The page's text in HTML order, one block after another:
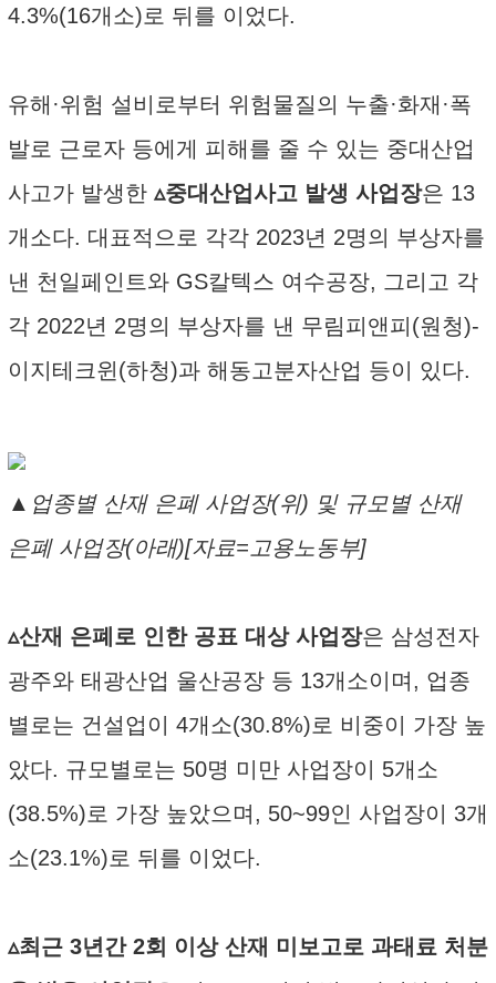
4.3%(16개소)로 뒤를 이었다.
유해·위험 설비로부터 위험물질의 누출·화재·폭
발로 근로자 등에게 피해를 줄 수 있는 중대산업
사고가 발생한 ▵중대산업사고 발생 사업장은 13
개소다. 대표적으로 각각 2023년 2명의 부상자를
낸 천일페인트와 GS칼텍스 여수공장, 그리고 각
각 2022년 2명의 부상자를 낸 무림피앤피(원청)-
이지테크윈(하청)과 해동고분자산업 등이 있다.
▲업종별 산재 은폐 사업장(위) 및 규모별 산재
은폐 사업장(아래)[자료=고용노동부]
▵산재 은폐로 인한 공표 대상 사업장은 삼성전자
광주와 태광산업 울산공장 등 13개소이며, 업종
별로는 건설업이 4개소(30.8%)로 비중이 가장 높
았다. 규모별로는 50명 미만 사업장이 5개소
(38.5%)로 가장 높았으며, 50~99인 사업장이 3개
소(23.1%)로 뒤를 이었다.
▵최근 3년간 2회 이상 산재 미보고로 과태료 처분